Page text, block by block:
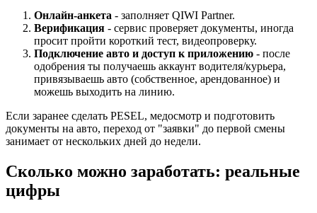
Онлайн-анкета - заполняет QIWI Partner.
Верификация - сервис проверяет документы, иногда
просит пройти короткий тест, видеопроверку.
Подключение авто и доступ к приложению - после
одобрения ты получаешь аккаунт водителя/курьера,
привязываешь авто (собственное, арендованное) и
можешь выходить на линию.
Если заранее сделать PESEL, медосмотр и подготовить
документы на авто, переход от "заявки" до первой смены
занимает от нескольких дней до недели.
Сколько можно заработать: реальные
цифры